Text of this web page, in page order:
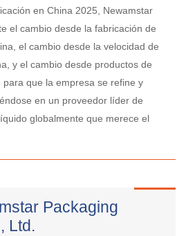
en China 2025, Newamstar
el cambio desde la fabricación de
el cambio desde la velocidad de
y el cambio desde productos de
que la empresa se refine y
en un proveedor líder de
globalmente que merece el
Packaging
Ltd.